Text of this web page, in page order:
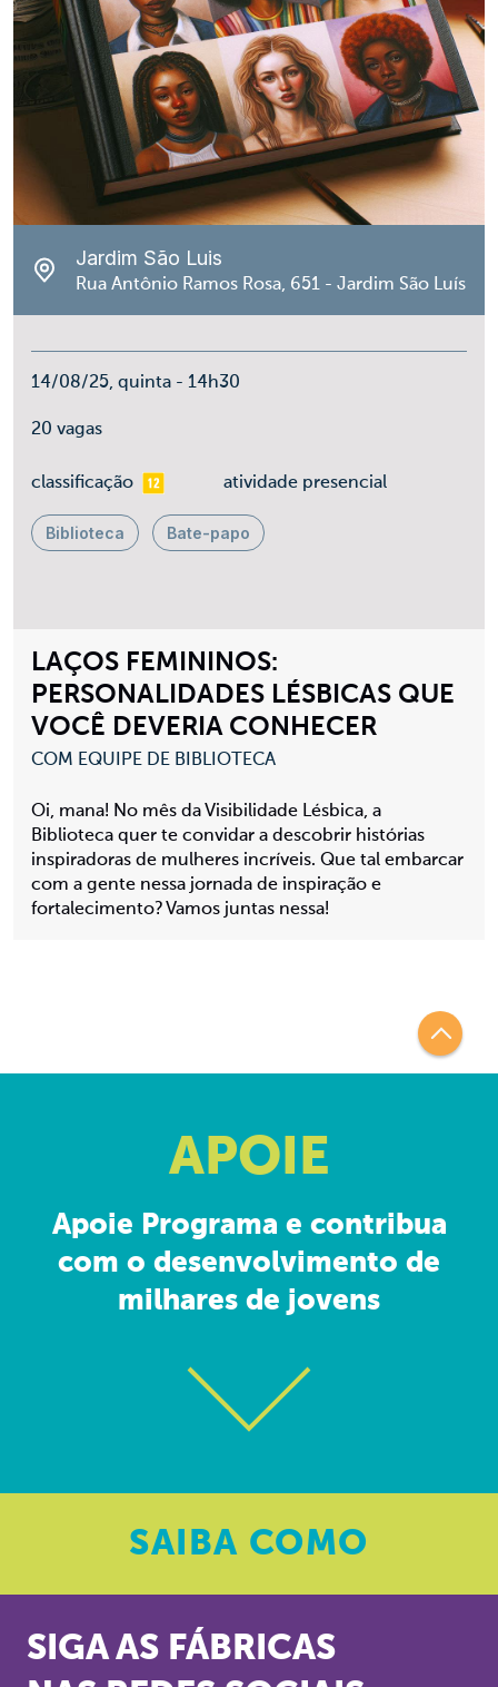
LAÇOS FEMININOS:
PERSONALIDADES LÉSBICAS QUE
VOCÊ DEVERIA CONHECER
COM EQUIPE DE BIBLIOTECA
Oi, mana! No mês da Visibilidade Lésbica, a
Biblioteca quer te convidar a descobrir histórias
inspiradoras de mulheres incríveis. Que tal embarcar
com a gente nessa jornada de inspiração e
fortalecimento? Vamos juntas nessa!
Jardim São Luis
Rua Antônio Ramos Rosa, 651 - Jardim São Luís
14/08/25, quinta - 14h30
20 vagas
classificaçãomais 12 atividade presencial
Biblioteca Bate-papo
APOIE
Apoie Programa e contribua
com o desenvolvimento de
milhares de jovens
SAIBA COMO
SIGA AS FÁBRICAS